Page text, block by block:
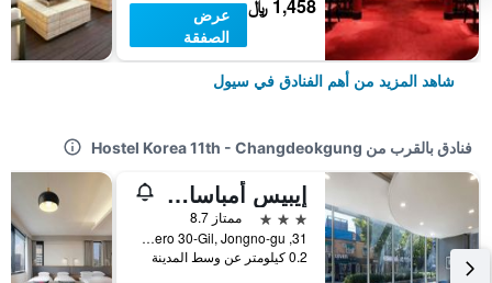
1,458 ﷼
عرض
الصفقة
شاهد المزيد من أهم الفنادق في سيول
فنادق بالقرب من Hostel Korea 11th - Changdeokgung
إيبيس أمباسادور سول إنسادونج (نيولي رينو فاتد إن 2025)
3 نجوم
ممتاز 8.7
31, Samil-Daero 30-Gil, Jongno-gu, سيول, كوريا الجنوبية
0.2 كيلومتر عن وسط المدينة